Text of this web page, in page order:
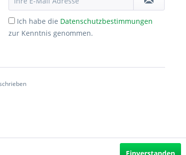
Ich habe die Datenschutzbestimmungen
zur Kenntnis genommen.